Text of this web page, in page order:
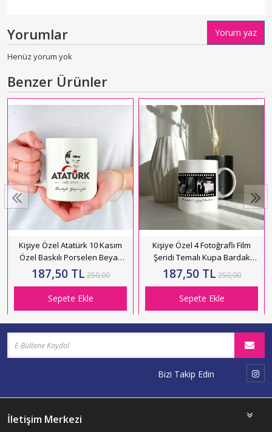
Yorumlar Yorum yaz
Henüz yorum yok
Benzer Ürünler
Kişiye Özel Atatürk 10 Kasım
Özel Baskılı Porselen Beyaz
Kupa Bardak HK2304
187,50 TL 250,00
Sepete Ekle
Kişiye Özel 4 Fotoğraflı Film
Şeridi Temalı Kupa Bardak
HK5002
187,50 TL 250,00
Sepete Ekle
Bizi Takip Edin
İletişim Merkezi